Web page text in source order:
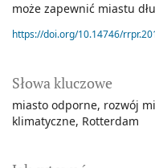
Słowa kluczowe
miasto odporne rozwój
klimatyczne Rotterdam
może zapewnić miastu
https://doi.org/10.14746/